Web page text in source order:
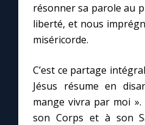
résonner sa parole au
liberté, et nous
miséricorde.
C’est ce partage
Jésus résume en
mange vivra par moi
son Corps et à son